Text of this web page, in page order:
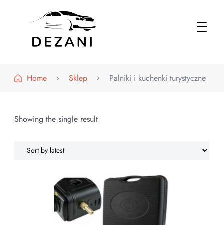
Home
Sklep Palniki i kuchenki turystyczne
Showing the single result